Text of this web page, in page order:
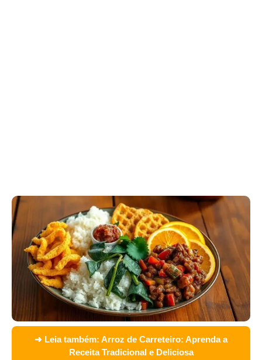
➜ Leia também: Arroz de Carreteiro: Aprenda a
Receita Tradicional e Deliciosa